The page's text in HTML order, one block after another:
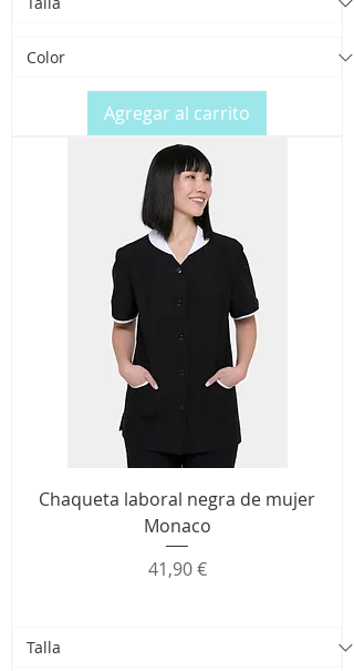
Agregar al carrito
Chaqueta laboral negra de mujer
Monaco
Precio
41,90 €